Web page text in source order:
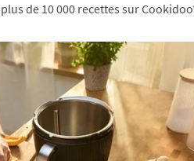
de 10 000 recettes sur